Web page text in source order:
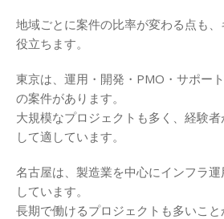
地域ごとに案件の比率が変わる点も
役立ちます。
東京は、運用・開発・PMO・サポー
の案件があります。
大規模なプロジェクトも多く、経験
して適しています。
名古屋は、製造業を中心にインフラ
しています。
長期で働けるプロジェクトも多いこ